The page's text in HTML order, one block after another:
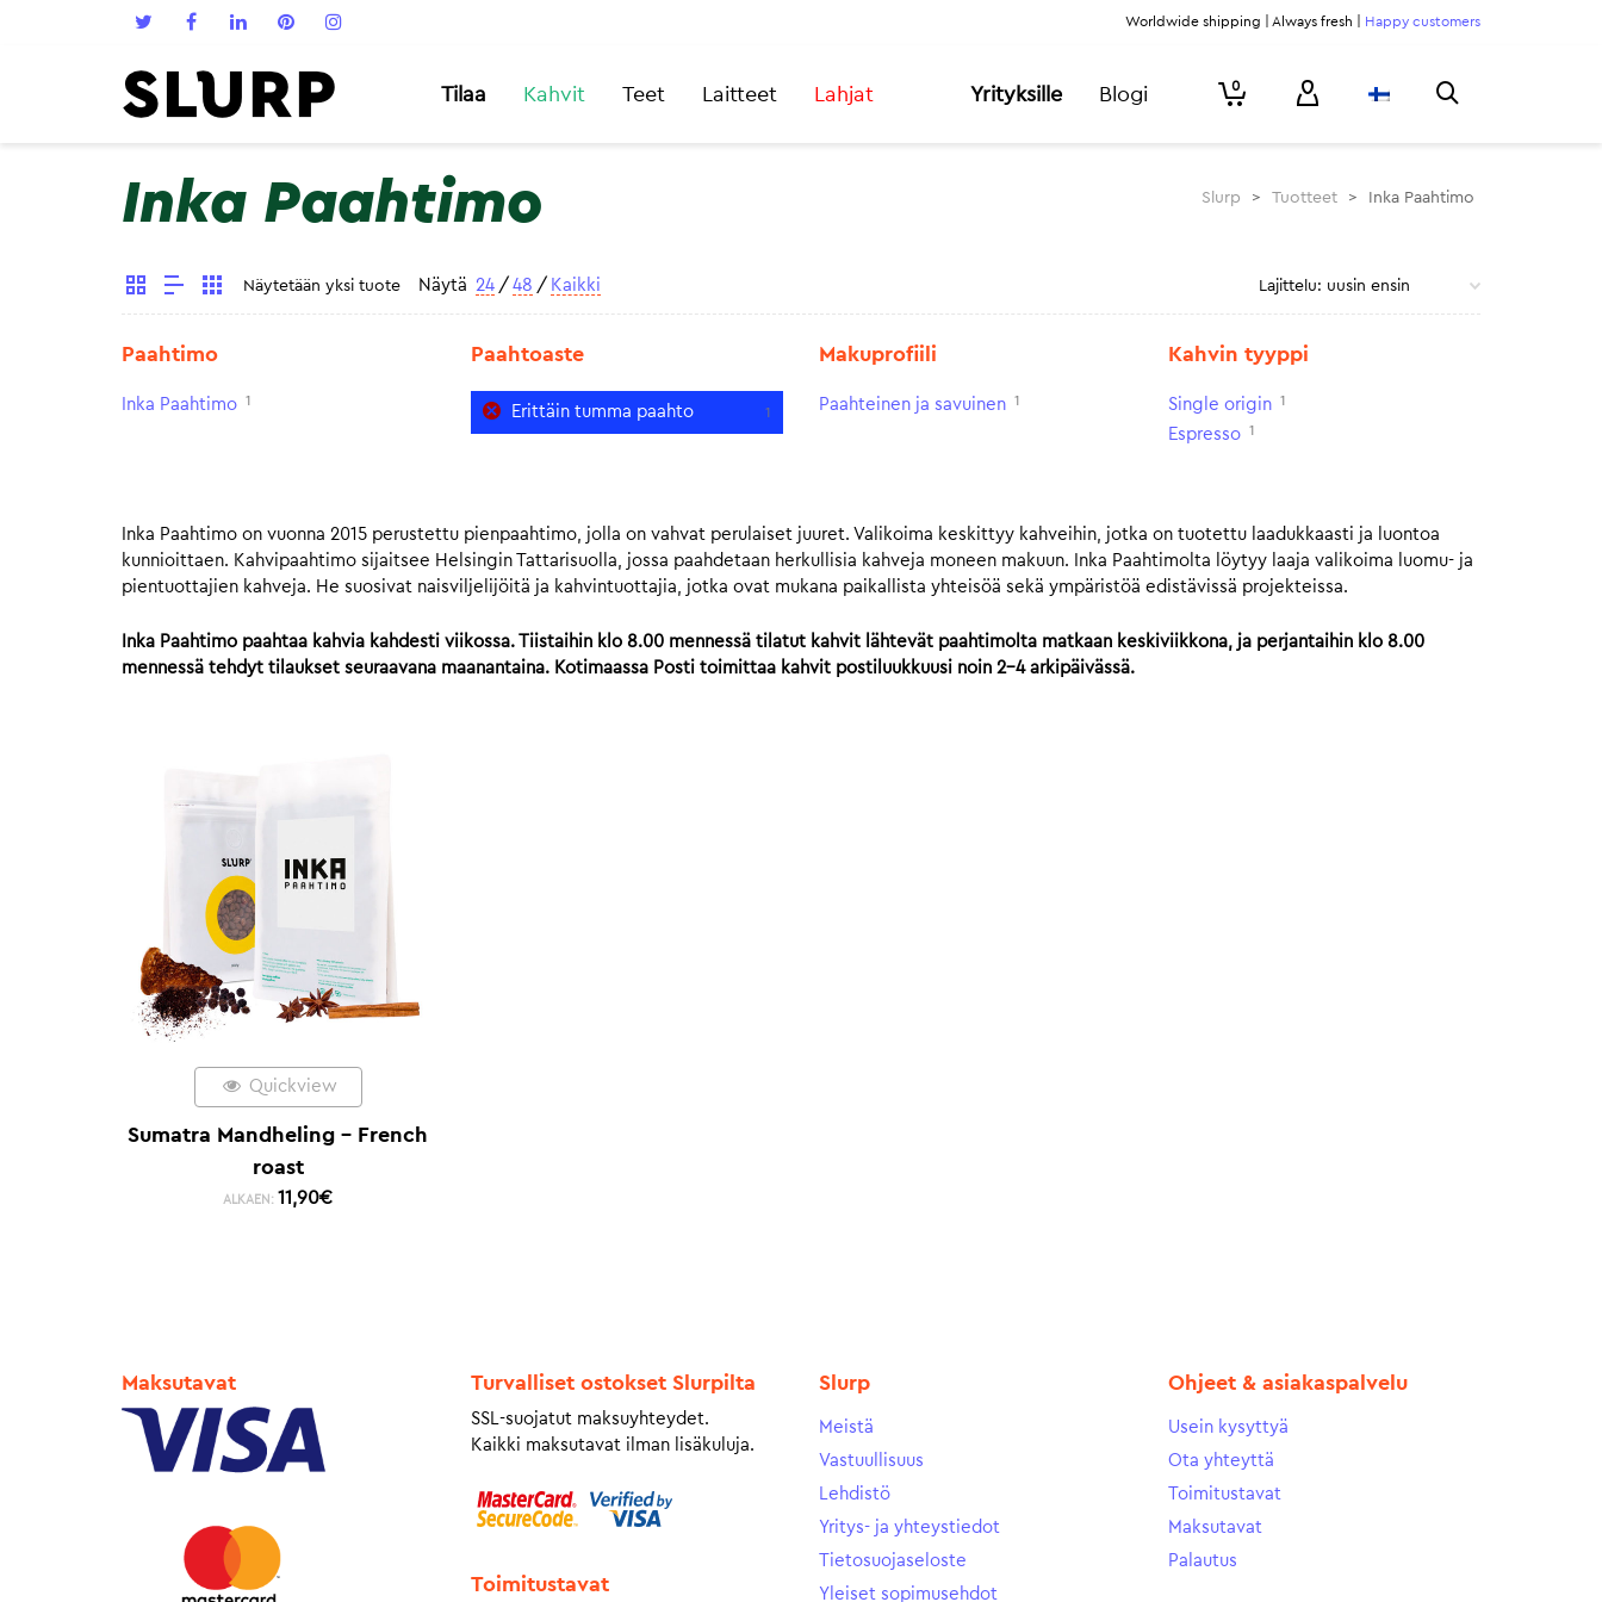
Worldwide shipping | Always fresh | Happy customers
Tilaa Kahvit Teet Laitteet Lahjat Yrityksille Blogi 0
Inka Paahtimo Slurp > Tuotteet > Inka Paahtimo
Näytetään yksi tuote Näytä 24 / 48 / Kaikki
Paahtimo
Inka Paahtimo 1
Paahtoaste
Erittäin tumma paahto 1
Makuprofiili
Paahteinen ja savuinen 1
Kahvin tyyppi
Single origin 1
Espresso 1
Inka Paahtimo on vuonna 2015 perustettu pienpaahtimo, jolla on vahvat perulaiset juuret. Valikoima keskittyy kahveihin, jotka on tuotettu laadukkaasti ja luontoa
kunnioittaen. Kahvipaahtimo sijaitsee Helsingin Tattarisuolla, jossa paahdetaan herkullisia kahveja moneen makuun. Inka Paahtimolta löytyy laaja valikoima luomu- ja
pientuottajien kahveja. He suosivat naisviljelijöitä ja kahvintuottajia, jotka ovat mukana paikallista yhteisöä sekä ympäristöä edistävissä projekteissa.
Inka Paahtimo paahtaa kahvia kahdesti viikossa. Tiistaihin klo 8.00 mennessä tilatut kahvit lähtevät paahtimolta matkaan keskiviikkona, ja perjantaihin klo 8.00
mennessä tehdyt tilaukset seuraavana maanantaina. Kotimaassa Posti toimittaa kahvit postiluukkuusi noin 2-4 arkipäivässä.
Quickview
Sumatra Mandheling – French
roast
ALKAEN: 11,90€
Maksutavat Turvalliset ostokset Slurpilta
SSL-suojatut maksuyhteydet.
Kaikki maksutavat ilman lisäkuluja.
Toimitustavat
Slurp
Meistä
Vastuullisuus
Lehdistö
Yritys- ja yhteystiedot
Tietosuojaseloste
Yleiset sopimusehdot
Ohjeet & asiakaspalvelu
Usein kysyttyä
Ota yhteyttä
Toimitustavat
Maksutavat
Palautus